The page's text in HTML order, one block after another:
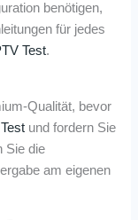
benötigen,
für jedes
Test.
Qualität, bevor
und fordern Sie
Sie die
am eigenen